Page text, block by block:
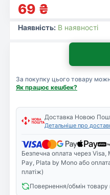
69 ₴
Наявність: В наявності
За покупку цього товару
Як працює кешбек?
Доставка Новою
Детальніше про
Безпечна оплата через
Pay, Plata by Mono або
платіж)
Повернення/обмін товару